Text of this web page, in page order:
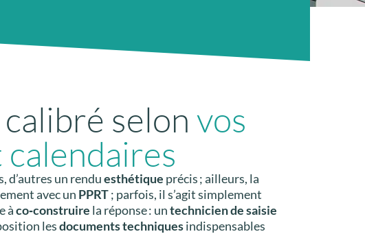
selon vos
d’autres un renduesthétique précis ; ailleurs, la
avec un PPRT; parfois, il s’agit simplement
àco‑construire la réponse : untechnicien de saisie
lesdocuments techniquesindispensables